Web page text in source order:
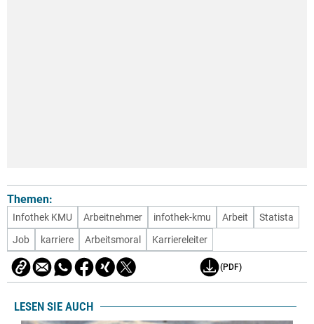
Themen:
Infothek KMU Arbeitnehmer infothek-kmu Arbeit
Statista
Job
karriere Arbeitsmoral Karriereleiter
(PDF)
LESEN SIE AUCH